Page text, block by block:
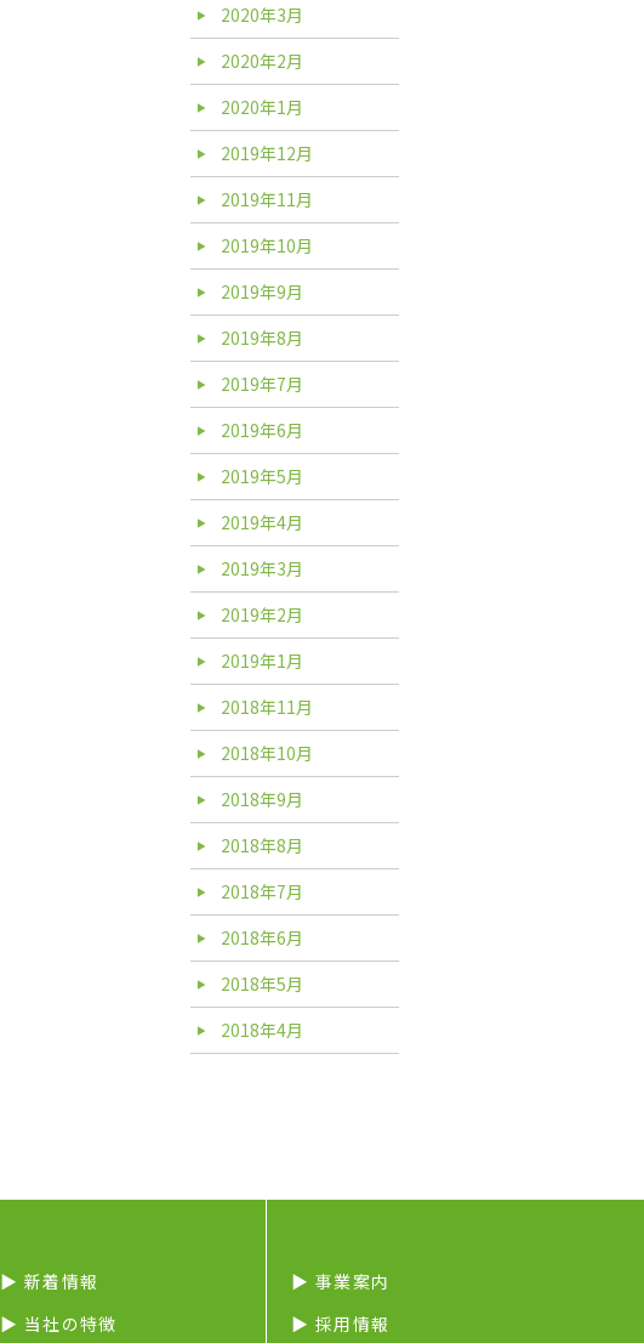
2020年3月
2020年2月
2020年1月
2019年12月
2019年11月
2019年10月
2019年9月
2019年8月
2019年7月
2019年6月
2019年5月
2019年4月
2019年3月
2019年2月
2019年1月
2018年11月
2018年10月
2018年9月
2018年8月
2018年7月
2018年6月
2018年5月
2018年4月
▶︎ 新着情報
▶︎ 当社の特徴
▶︎ 事業案内
▶︎ 採用情報